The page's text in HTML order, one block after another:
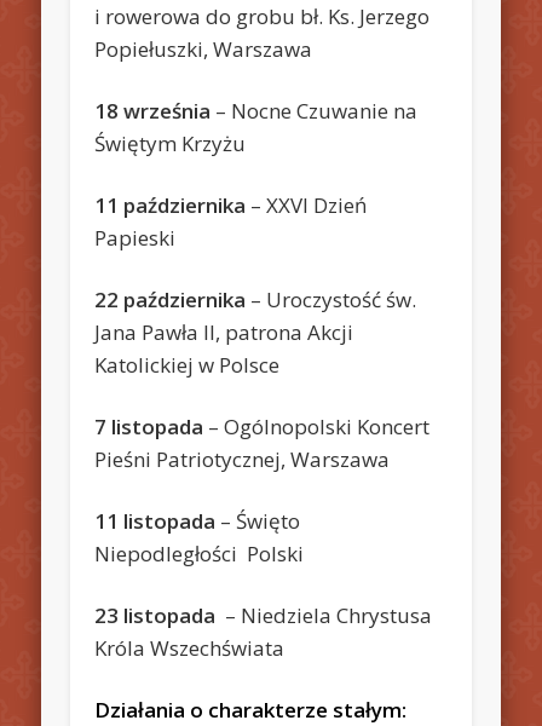
i rowerowa do grobu bł. Ks. Jerzego
Popiełuszki, Warszawa
18 września – Nocne Czuwanie na
Świętym Krzyżu
11 października – XXVI Dzień
Papieski
22 października – Uroczystość św.
Jana Pawła II, patrona Akcji
Katolickiej w Polsce
7 listopada – Ogólnopolski Koncert
Pieśni Patriotycznej, Warszawa
11 listopada – Święto
Niepodległości Polski
23 listopada – Niedziela Chrystusa
Króla Wszechświata
Działania o charakterze stałym: